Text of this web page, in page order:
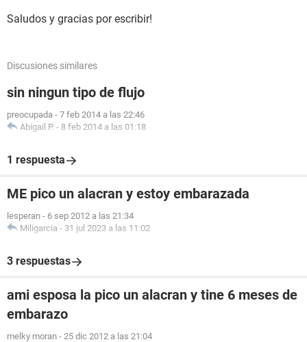
Saludos y gracias por escribir!
Discusiones similares
sin ningun tipo de flujo
preocupada - 7 feb 2014 a las 22:46
Abigail P. - 8 feb 2014 a las 01:18
1 respuesta
ME pico un alacran y estoy embarazada
lesperan - 6 sep 2012 a las 21:34
Miligarcia - 31 jul 2023 a las 11:02
3 respuestas
ami esposa la pico un alacran y tine 6 meses de
embarazo
melky moran - 25 dic 2012 a las 21:04